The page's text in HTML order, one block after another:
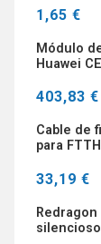
1,65 €
Módulo
Huawei
403,83 €
Cable de
para FTTH
33,19 €
silencioso